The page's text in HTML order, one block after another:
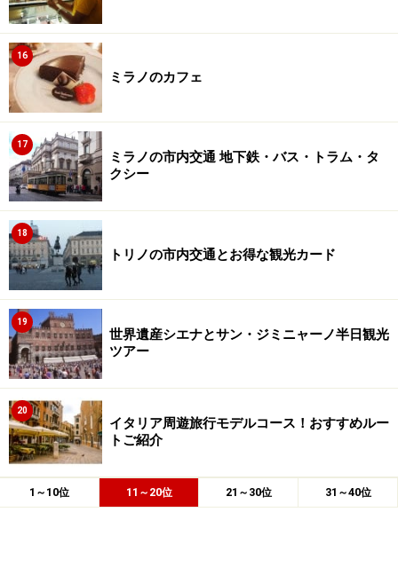
16
ミラノのカフェ
17
ミラノの市内交通 地下鉄・バス・トラム・タ
クシー
18
トリノの市内交通とお得な観光カード
19
世界遺産シエナとサン・ジミニャーノ半日観光
ツアー
20
イタリア周遊旅行モデルコース！おすすめルー
トご紹介
1～10位 11～20位 21～30位 31～40位